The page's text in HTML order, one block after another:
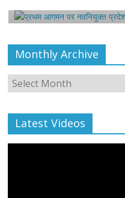
Monthly Archive
Monthly
Archive
Latest Videos